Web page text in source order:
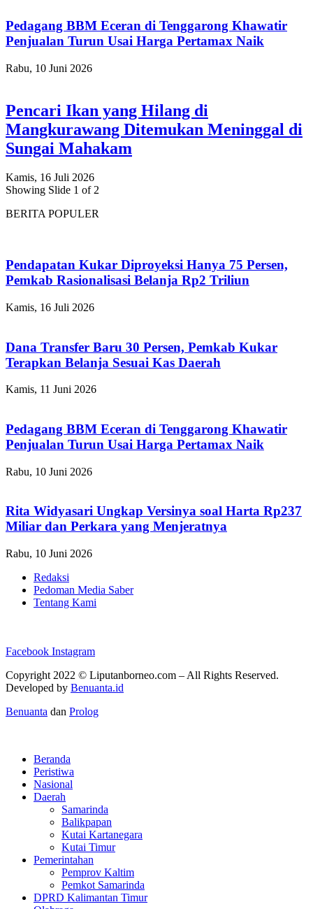
Pedagang BBM Eceran di Tenggarong Khawatir
Penjualan Turun Usai Harga Pertamax Naik
Rabu, 10 Juni 2026
Pencari Ikan yang Hilang di
Mangkurawang Ditemukan Meninggal di
Sungai Mahakam
Kamis, 16 Juli 2026
Showing Slide 1 of 2
BERITA POPULER
Pendapatan Kukar Diproyeksi Hanya 75 Persen,
Pemkab Rasionalisasi Belanja Rp2 Triliun
Kamis, 16 Juli 2026
Dana Transfer Baru 30 Persen, Pemkab Kukar
Terapkan Belanja Sesuai Kas Daerah
Kamis, 11 Juni 2026
Pedagang BBM Eceran di Tenggarong Khawatir
Penjualan Turun Usai Harga Pertamax Naik
Rabu, 10 Juni 2026
Rita Widyasari Ungkap Versinya soal Harta Rp237
Miliar dan Perkara yang Menjeratnya
Rabu, 10 Juni 2026
Redaksi
Pedoman Media Saber
Tentang Kami
Facebook Instagram
Copyright 2022 © Liputanborneo.com – All Rights Reserved.
Developed by Benuanta.id
Benuanta dan Prolog
Beranda
Peristiwa
Nasional
Daerah
Samarinda
Balikpapan
Kutai Kartanegara
Kutai Timur
Pemerintahan
Pemprov Kaltim
Pemkot Samarinda
DPRD Kalimantan Timur